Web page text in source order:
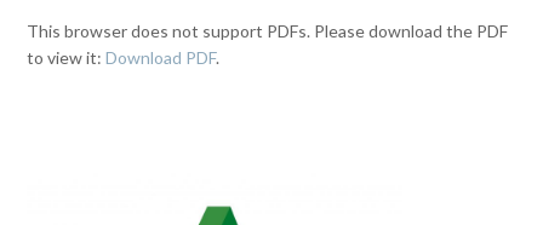
This browser does not support PDFs. Please download the PDF
to view it:Download PDF.